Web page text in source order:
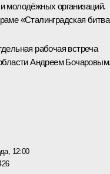
молодёжных организаций.
«Сталинградская
рабочая встреча
Андреем Бочаровым
12:00